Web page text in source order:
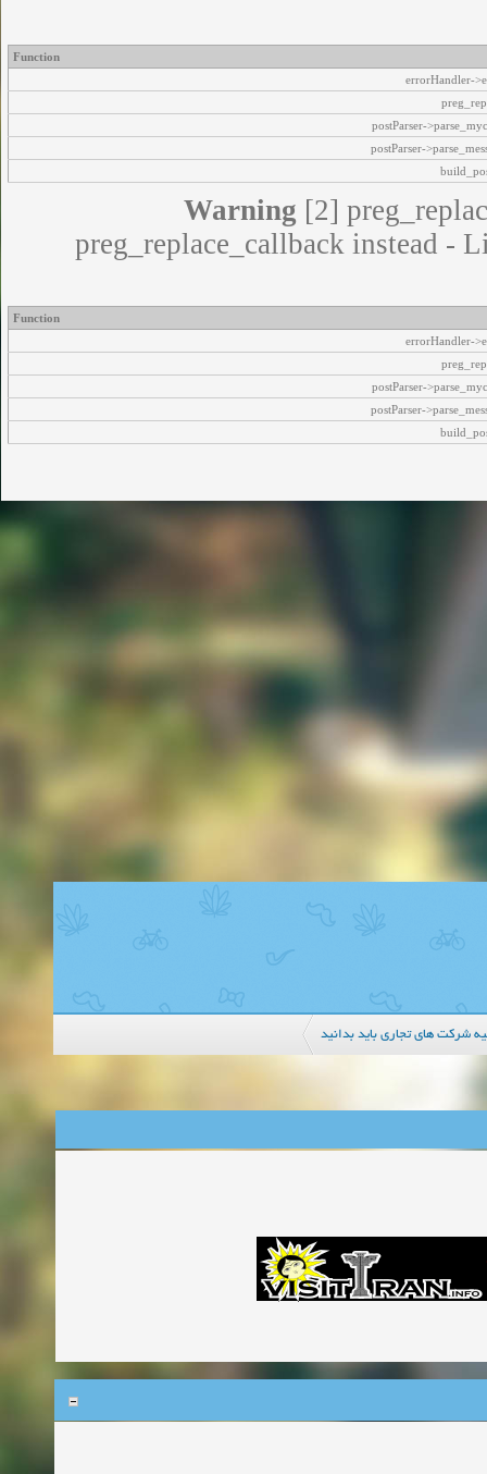
Function
errorHandler-
postParser-
postParser-
Warning [2]
preg_replace_callback instead -
Function
errorHandler-
postParser-
postParser-
شرکت های تجاری باید بدانید